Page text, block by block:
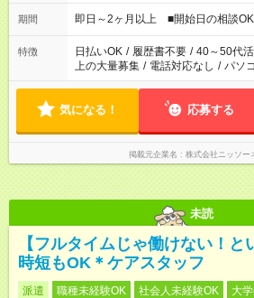
期間 即日～2ヶ月以上 ■開始日の相談OK
特徴 日払いOK / 履歴書不要 / 40～50代
上の大量募集 / 電話対応なし / パソ
気になる！ 応募する
掲載元企業名 株式会社ニッソー
未読
【フルタイムじゃ働けない！と
時短もOK＊ケアスタッフ
派遣 職種未経験OK 社会人未経験OK 大